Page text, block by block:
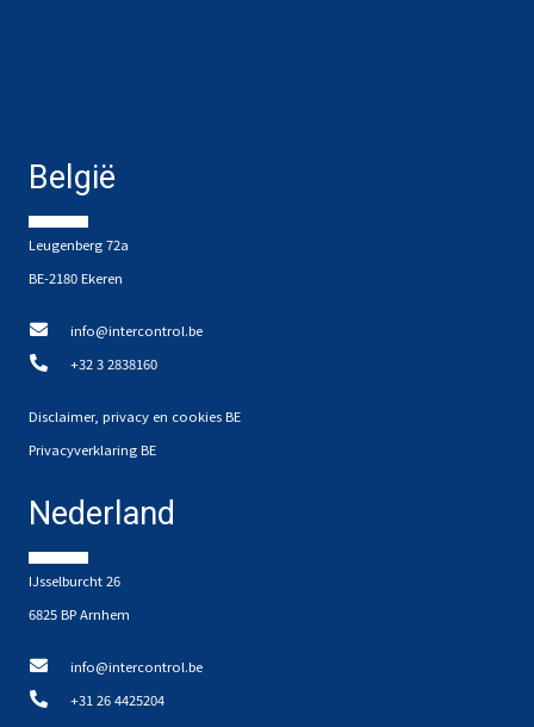
België
Leugenberg 72a
BE-2180 Ekeren
info@intercontrol.be
+32 3 2838160
Disclaimer, privacy en cookies BE
Privacyverklaring BE
Nederland
IJsselburcht 26
6825 BP Arnhem
info@intercontrol.be
+31 26 4425204